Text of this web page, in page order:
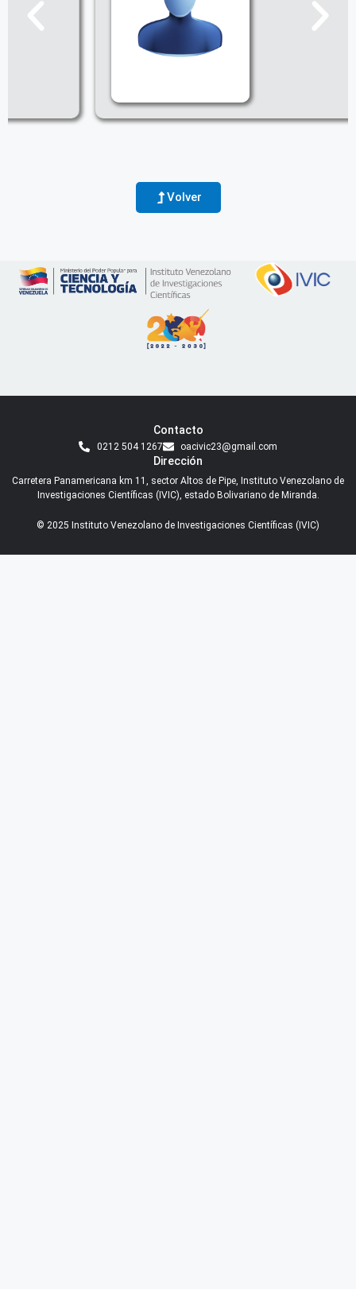
Volver
Contacto
0212 504 1267 oacivic23@gmail.com
Dirección
Carretera Panamericana km 11, sector Altos de Pipe, Instituto Venezolano de
Investigaciones Científicas (IVIC), estado Bolivariano de Miranda.
© 2025 Instituto Venezolano de Investigaciones Científicas (IVIC)